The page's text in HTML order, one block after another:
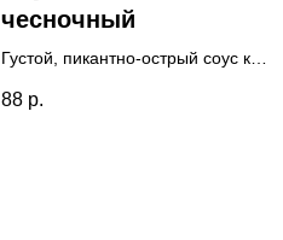
чесночный
Густой, пикантно-острый соус к
88 р.